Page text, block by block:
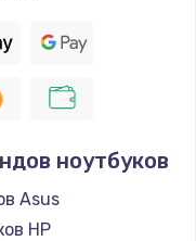
ноутбуков
Asus
HP